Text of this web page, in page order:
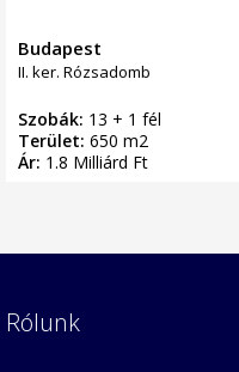
Budapest
II. ker. Rózsadomb
Szobák: 13 + 1 fél
Terület: 650 m2
Ár: 1.8 Milliárd Ft
Rólunk